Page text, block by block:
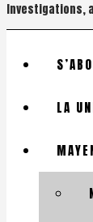
Investigations,
LA